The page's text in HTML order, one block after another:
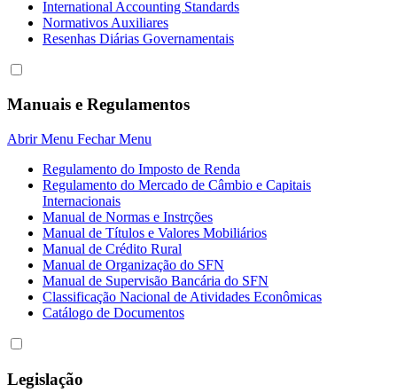
International Accounting Standards
Normativos Auxiliares
Resenhas Diárias Governamentais
Manuais e Regulamentos
Abrir Menu Fechar Menu
Regulamento do Imposto de Renda
Regulamento do Mercado de Câmbio e Capitais
Internacionais
Manual de Normas e Instrções
Manual de Títulos e Valores Mobiliários
Manual de Crédito Rural
Manual de Organização do SFN
Manual de Supervisão Bancária do SFN
Classificação Nacional de Atividades Econômicas
Catálogo de Documentos
Legislação